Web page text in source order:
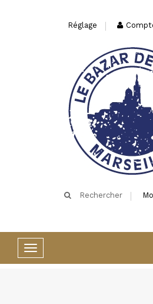
Réglage
Rechercher
Basculer
la